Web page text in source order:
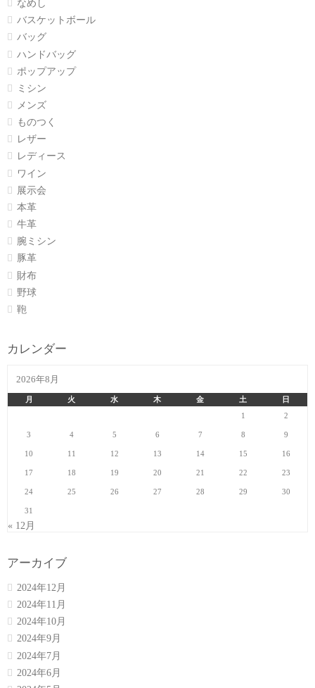
なめし
バスケットボール
バッグ
ハンドバッグ
ポップアップ
ミシン
メンズ
ものつく
レザー
レディース
ワイン
展示会
本革
牛革
腕ミシン
豚革
財布
野球
鞄
カレンダー
2026年8月
月 火 水 木 金 土
日
1
2
3 4 5 6 7 8 9
10 11 12 13 14 15 16
17 18 19 20 21 22 23
24 25 26 27 28 29 30
31
« 12月
アーカイブ
2024年12月
2024年11月
2024年10月
2024年9月
2024年7月
2024年6月